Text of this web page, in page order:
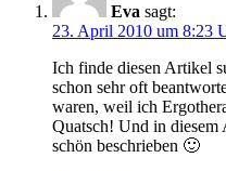
Eva sagt:
23. April 2010 um 8:23
Ich finde diesen Artikel
schon sehr oft
waren, weil ich
Quatsch! Und in diesem
schön beschrieben 🙂